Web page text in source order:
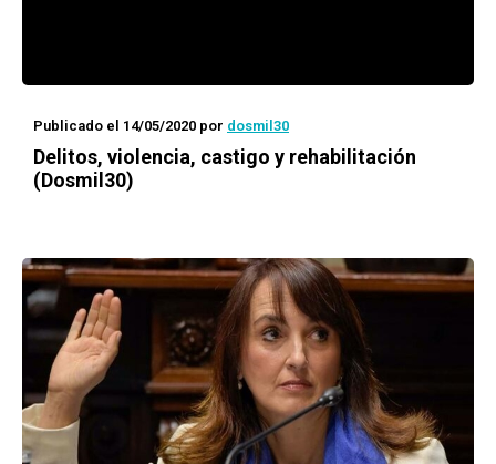
Publicado el 14/05/2020 por dosmil30
Delitos, violencia, castigo y rehabilitación
(Dosmil30)